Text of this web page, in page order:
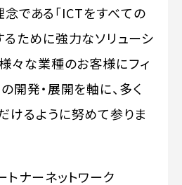
である「ICTをすべての
るために強力なソリューシ
々な業種のお客様にフィ
開発・展開を軸に、多く
けるように努めて参りま
ナーネットワーク